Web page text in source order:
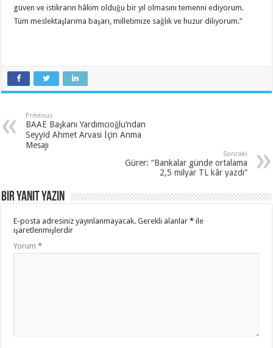
güven ve istikrarın hâkim olduğu bir yıl olmasını temenni ediyorum.
Tüm meslektaşlarıma başarı, milletimize sağlık ve huzur diliyorum.”
Previous
BAAE Başkanı Yardımcıoğlu’ndan
Seyyid Ahmet Arvasi İçin Anma
Mesajı
Sonraki
Gürer: “Bankalar günde ortalama
2,5 milyar TL kâr yazdı”
Bir yanıt yazın
E-posta adresiniz yayınlanmayacak. Gerekli alanlar* ile
işaretlenmişlerdir
Yorum*